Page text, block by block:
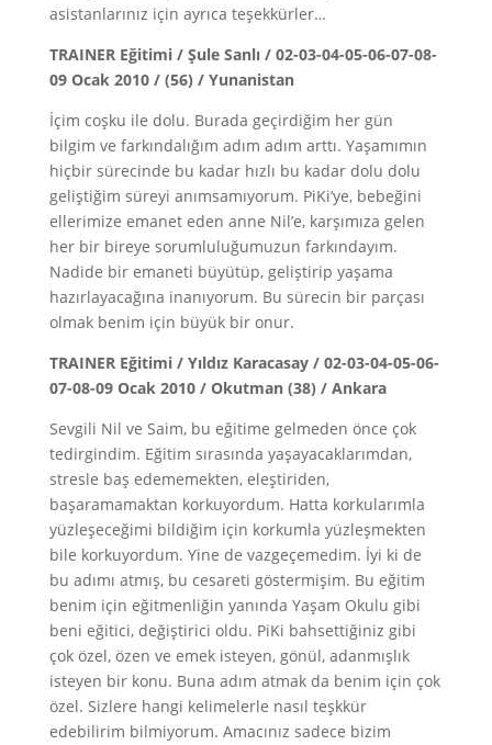
asistanlarınız için ayrıca teşekkürler…
TRAINER Eğitimi / Şule Sanlı / 02-03-04-05-06-07-08-
09 Ocak 2010 / (56) / Yunanistan
İçim coşku ile dolu. Burada geçirdiğim her gün
bilgim ve farkındalığım adım adım arttı. Yaşamımın
hiçbir sürecinde bu kadar hızlı bu kadar dolu dolu
geliştiğim süreyi anımsamıyorum. PiKi’ye, bebeğini
ellerimize emanet eden anne Nil’e, karşımıza gelen
her bir bireye sorumluluğumuzun farkındayım.
Nadide bir emaneti büyütüp, geliştirip yaşama
hazırlayacağına inanıyorum. Bu sürecin bir parçası
olmak benim için büyük bir onur.
TRAINER Eğitimi / Yıldız Karacasay / 02-03-04-05-06-
07-08-09 Ocak 2010 / Okutman (38) / Ankara
Sevgili Nil ve Saim, bu eğitime gelmeden önce çok
tedirgindim. Eğitim sırasında yaşayacaklarımdan,
stresle baş edememekten, eleştiriden,
başaramamaktan korkuyordum. Hatta korkularımla
yüzleşeceğimi bildiğim için korkumla yüzleşmekten
bile korkuyordum. Yine de vazgeçemedim. İyi ki de
bu adımı atmış, bu cesareti göstermişim. Bu eğitim
benim için eğitmenliğin yanında Yaşam Okulu gibi
beni eğitici, değiştirici oldu. PiKi bahsettiğiniz gibi
çok özel, özen ve emek isteyen, gönül, adanmışlık
isteyen bir konu. Buna adım atmak da benim için çok
özel. Sizlere hangi kelimelerle nasıl teşkkür
edebilirim bilmiyorum. Amacınız sadece bizim